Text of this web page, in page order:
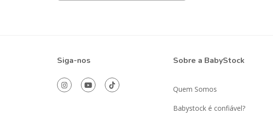
Siga-nos Sobre a BabyStock
Quem Somos
Babystock é confiável?